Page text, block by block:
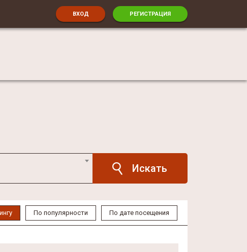
ВХОД РЕГИСТРАЦИЯ
По популярности По дате посещения